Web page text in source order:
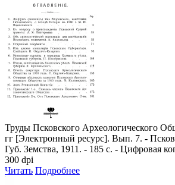
Труды Псковского Археологического
гг [Электронный ресурс]. Вып. 7. -
Губ. Земства, 1911. - 185 с. - Цифровая
300 dpi
Читать Подробнее